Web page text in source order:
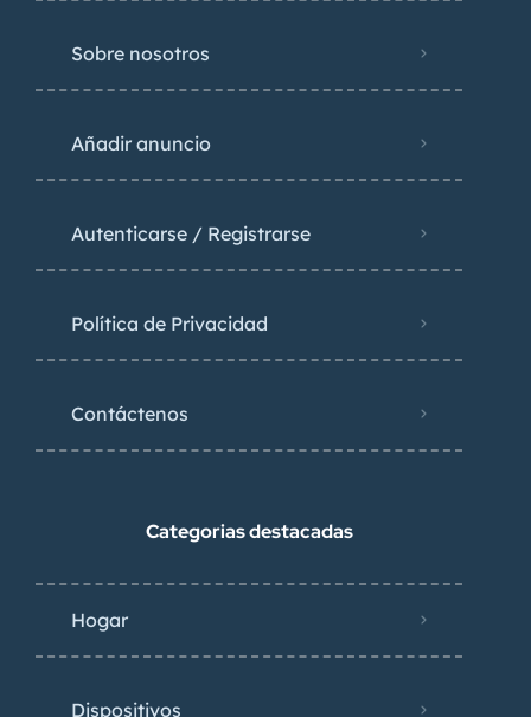
Sobre nosotros
Añadir anuncio
Autenticarse / Registrarse
Política de Privacidad
Contáctenos
Categorias destacadas
Hogar
Dispositivos